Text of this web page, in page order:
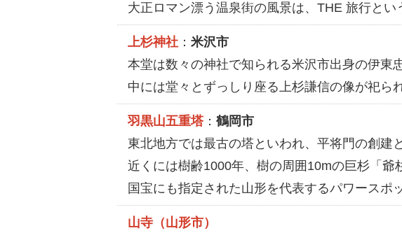
大正ロマン漂う温泉街の風景は、THE 旅行とい
上杉神社 ： 米沢市
本堂は数々の神社で知られる米沢市出身の伊東
中には堂々とずっしり座る上杉謙信の像が祀ら
羽黒山五重塔： 鶴岡市
東北地方では最古の塔といわれ、平将門の創建
近くには樹齢1000年、樹の周囲10mの巨杉「爺
国宝にも指定された山形を代表するパワースポ
山寺（山形市）